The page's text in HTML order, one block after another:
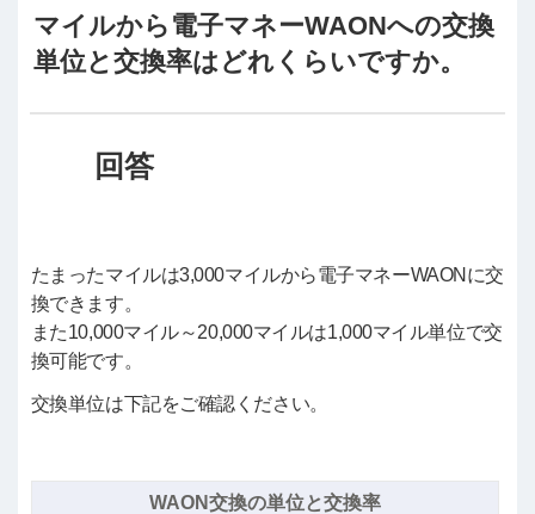
マイルから電子マネーWAONへの交換
単位と交換率はどれくらいですか。
たまったマイルは3,000マイルから電子マネーWAONに交
換できます。
また10,000マイル～20,000マイルは1,000マイル単位で交
換可能です。
交換単位は下記をご確認ください。
WAON交換の単位と交換率